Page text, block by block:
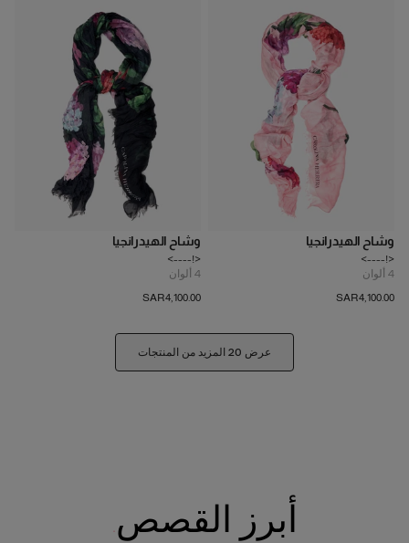
وشاح الهيدرانجيا
<!---->
4 ألوان
SAR‌4,100.00
وشاح الهيدرانجيا
<!---->
4 ألوان
SAR‌4,100.00
عرض 20 المزيد من المنتجات
أبرز القصص